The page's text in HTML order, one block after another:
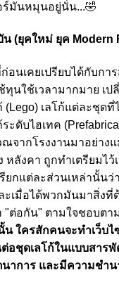
ร์มันหมุนอยู่นั่น...🤣
น (ยุคใหม่ ยุค Modern
อนเคยเปรียบได้กับกา
นใช้เวลามากมาย เป
(Lego) เลโก้แต่ละชุดที่
ะดับไฮเทค
จากโรงงานมาอย่าง
หลังคา ถูกทำเตรียมไ
รียกแต่ละส่วนเหล่านั้นว่า
ะเมื่อได้พวกมันมาสิ่งที่
"ต่อกัน" ตามใจชอบต
น ใครสักคนจะทำเว็บ
ต่อชุดเลโก้ในแบบสาร
นาการ และมีความชำ